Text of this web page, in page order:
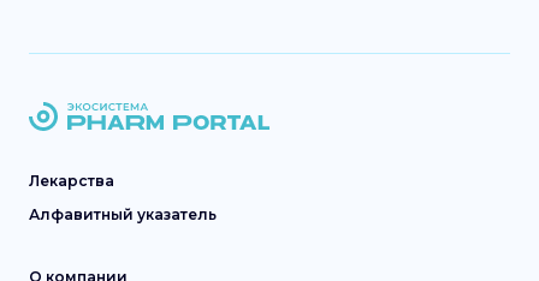
Лекарства
Алфавитный указатель
О компании